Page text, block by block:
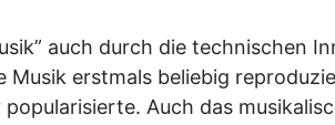
auch durch die technischen
erstmals beliebig
Auch das